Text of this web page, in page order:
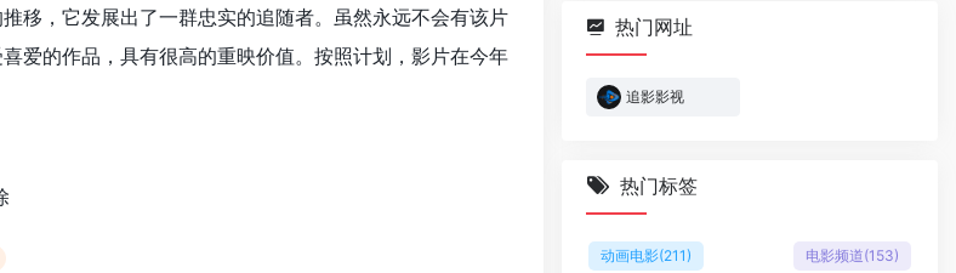
移，它发展出了一群忠实的追随者。虽然永远不会有该片
爱的作品，具有很高的重映价值。按照计划，影片在今年
热门网址
追影影视
热门标签
动画电影(211) 电影频道(153)